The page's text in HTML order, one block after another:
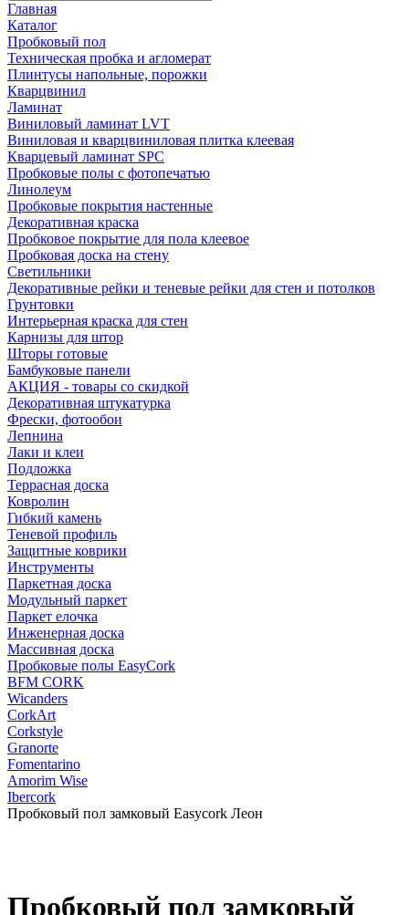
Главная
Каталог
Пробковый пол
Техническая пробка и агломерат
Плинтусы напольные, порожки
Кварцвинил
Ламинат
Виниловый ламинат LVT
Виниловая и кварцвиниловая плитка клеевая
Кварцевый ламинат SPC
Пробковые полы с фотопечатью
Линолеум
Пробковые покрытия настенные
Декоративная краска
Пробковое покрытие для пола клеевое
Пробковая доска на стену
Светильники
Декоративные рейки и теневые рейки для стен и потолков
Грунтовки
Интерьерная краска для стен
Карнизы для штор
Шторы готовые
Бамбуковые панели
АКЦИЯ - товары со скидкой
Декоративная штукатурка
Фрески, фотообои
Лепнина
Лаки и клеи
Подложка
Террасная доска
Ковролин
Гибкий камень
Теневой профиль
Защитные коврики
Инструменты
Паркетная доска
Модульный паркет
Паркет елочка
Инженерная доска
Массивная доска
Пробковые полы EasyCork
BFM CORK
Wicanders
CorkArt
Corkstyle
Granorte
Fomentarino
Amorim Wise
Ibercork
Пробковый пол замковый Easycork Леон
Пробковый пол замковый